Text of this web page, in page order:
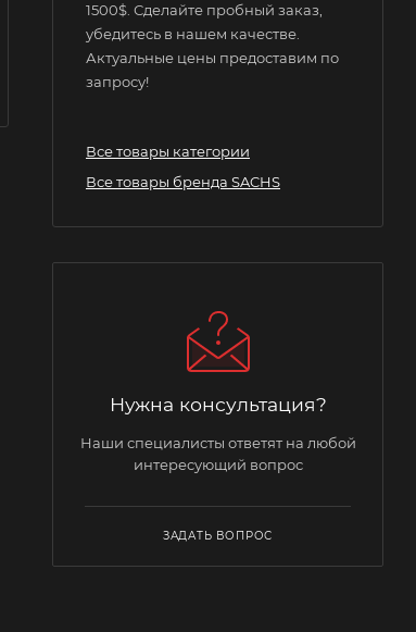
1500$. Сделайте пробный заказ,
убедитесь в нашем качестве.
Актуальные цены предоставим по
запросу!
Все товары категории
Все товары бренда SACHS
Нужна консультация?
Наши специалисты ответят на любой
интересующий вопрос
ЗАДАТЬ ВОПРОС